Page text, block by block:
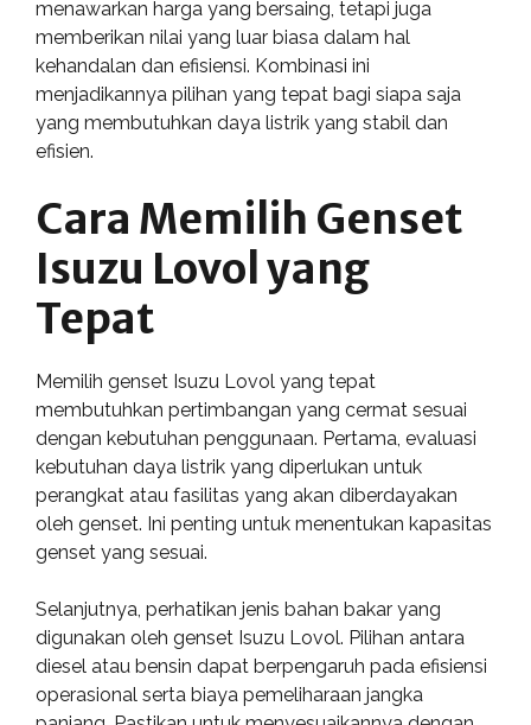
menawarkan harga yang bersaing, tetapi juga
memberikan nilai yang luar biasa dalam hal
kehandalan dan efisiensi. Kombinasi ini
menjadikannya pilihan yang tepat bagi siapa saja
yang membutuhkan daya listrik yang stabil dan
efisien.
Cara Memilih Genset
Isuzu Lovol yang
Tepat
Memilih genset Isuzu Lovol yang tepat
membutuhkan pertimbangan yang cermat sesuai
dengan kebutuhan penggunaan. Pertama, evaluasi
kebutuhan daya listrik yang diperlukan untuk
perangkat atau fasilitas yang akan diberdayakan
oleh genset. Ini penting untuk menentukan kapasitas
genset yang sesuai.
Selanjutnya, perhatikan jenis bahan bakar yang
digunakan oleh genset Isuzu Lovol. Pilihan antara
diesel atau bensin dapat berpengaruh pada efisiensi
operasional serta biaya pemeliharaan jangka